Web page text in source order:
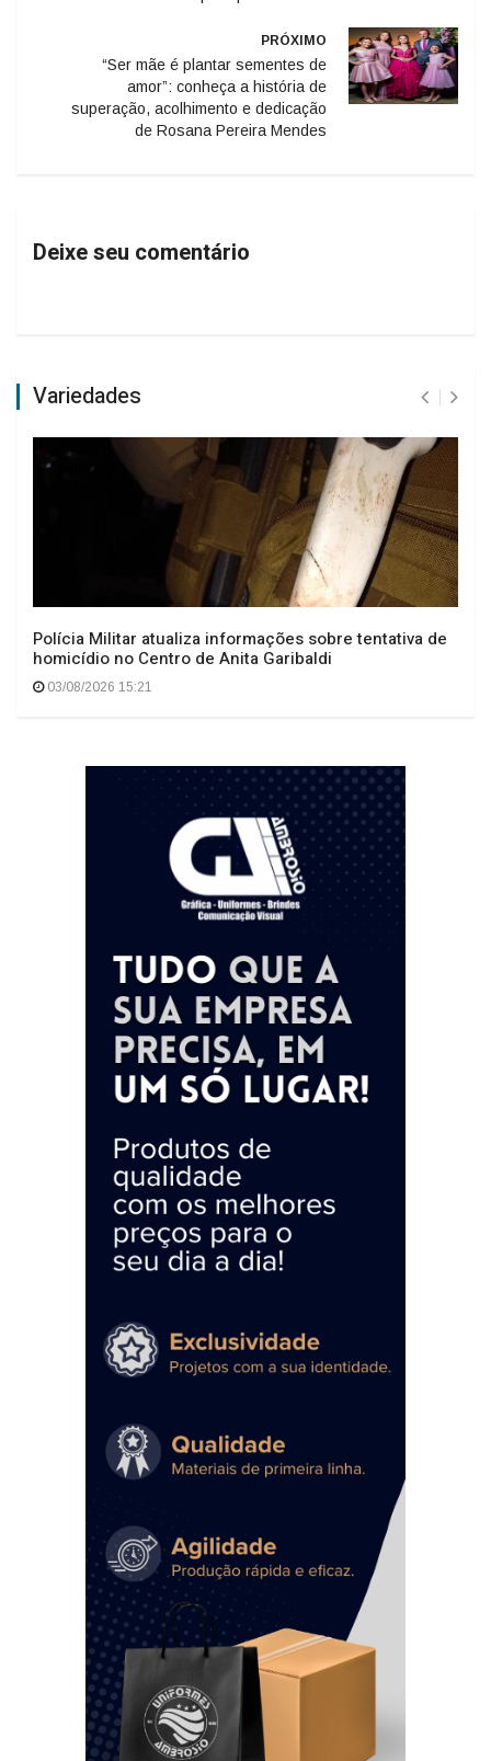
PRÓXIMO
“Ser mãe é plantar sementes de
amor”: conheça a história de
superação, acolhimento e dedicação
de Rosana Pereira Mendes
Deixe seu comentário
Variedades
Polícia Militar atualiza informações sobre tentativa de
homicídio no Centro de Anita Garibaldi
03/08/2026 15:21